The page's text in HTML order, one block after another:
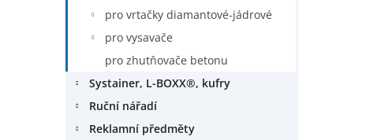
pro vrtačky diamantové-jádrové
pro vysavače
pro zhutňovače betonu
Systainer, L-BOXX®, kufry
Ruční nářadí
Reklamní předměty